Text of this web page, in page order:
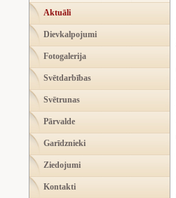
Aktuāli
Dievkalpojumi
Fotogalerija
Svētdarbības
Svētrunas
Pārvalde
Garīdznieki
Ziedojumi
Kontakti